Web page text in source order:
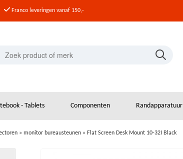
Franco leveringen vanaf 150,-
- Tablets Componenten Randapparatuur
»monitor bureausteunen » Flat Screen Desk Mount 10-32I Black